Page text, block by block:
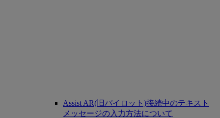
Assist AR(旧パイロット)接続中のテキスト
メッセージの入力方法について